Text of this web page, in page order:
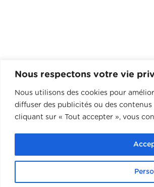
Nous respectons votre vie
Nous utilisons des cookies pour
diffuser des publicités ou des
cliquant sur « Tout accepter », vous